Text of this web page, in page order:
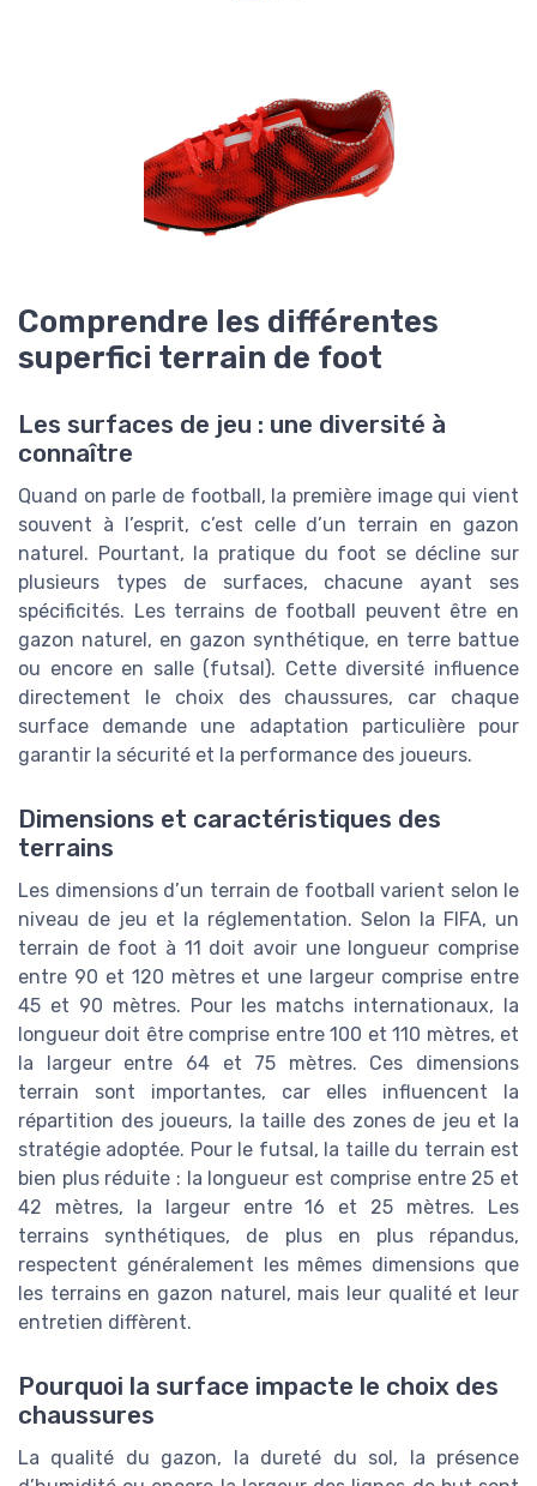
Comprendre les différentes
superfici terrain de foot
Les surfaces de jeu : une diversité à
connaître
Quand on parle de football, la première image qui vient
souvent à l’esprit, c’est celle d’un terrain en gazon
naturel. Pourtant, la pratique du foot se décline sur
plusieurs types de surfaces, chacune ayant ses
spécificités. Les terrains de football peuvent être en
gazon naturel, en gazon synthétique, en terre battue
ou encore en salle (futsal). Cette diversité influence
directement le choix des chaussures, car chaque
surface demande une adaptation particulière pour
garantir la sécurité et la performance des joueurs.
Dimensions et caractéristiques des
terrains
Les dimensions d’un terrain de football varient selon le
niveau de jeu et la réglementation. Selon la FIFA, un
terrain de foot à 11 doit avoir une longueur comprise
entre 90 et 120 mètres et une largeur comprise entre
45 et 90 mètres. Pour les matchs internationaux, la
longueur doit être comprise entre 100 et 110 mètres, et
la largeur entre 64 et 75 mètres. Ces dimensions
terrain sont importantes, car elles influencent la
répartition des joueurs, la taille des zones de jeu et la
stratégie adoptée. Pour le futsal, la taille du terrain est
bien plus réduite : la longueur est comprise entre 25 et
42 mètres, la largeur entre 16 et 25 mètres. Les
terrains synthétiques, de plus en plus répandus,
respectent généralement les mêmes dimensions que
les terrains en gazon naturel, mais leur qualité et leur
entretien diffèrent.
Pourquoi la surface impacte le choix des
chaussures
La qualité du gazon, la dureté du sol, la présence